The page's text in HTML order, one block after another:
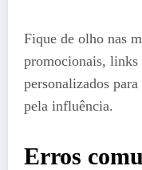
Fique de olho nas
promocionais, links
personalizados
pela influência.
Erros